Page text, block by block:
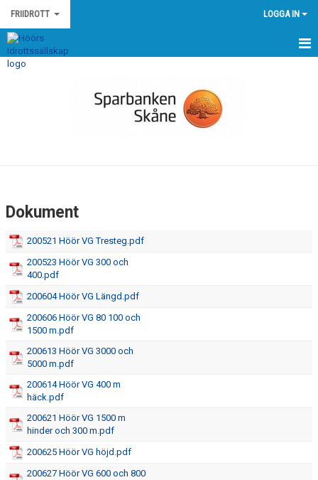
FRIIDROTT LOGGA IN
HEM
EGNA TÄVLINGAR
ATT TÄVLA I FRIIDROTT
Dokument
200521 Höör VG Tresteg.pdf
200523 Höör VG 300 och
400.pdf
200604 Höör VG Längd.pdf
200606 Höör VG 80 100 och
1500 m.pdf
200613 Höör VG 3000 och
5000 m.pdf
200614 Höör VG 400 m
häck.pdf
200621 Höör VG 1500 m
hinder och 300 m.pdf
200625 Höör VG höjd.pdf
200627 Höör VG 600 och 800